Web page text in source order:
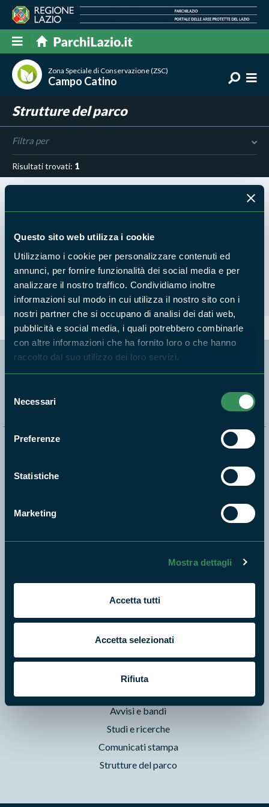
Questo sito web utilizza i cookie
Utilizziamo i cookie per personalizzare contenuti ed
annunci, per fornire funzionalità dei social media e per
analizzare il nostro traffico. Condividiamo inoltre
informazioni sul modo in cui utilizza il nostro sito con i
nostri partner che si occupano di analisi dei dati web,
pubblicità e social media, i quali potrebbero combinarle
con altre informazioni che ha fornito loro o che hanno
raccolto dal suo utilizzo dei loro servizi.
delNecessari
Preferenze
Statistiche
Marketing
Mostra dettagli
Accetta tutti
Accetta selezionati
Rifiuta
Zona Speciale di Conservazione (ZSC)
Campo Catino
Strutture del parco
Filtra per
Risultati trovati: 1
PARCO MONTI SIMBRUINI
Area faunistica del cervo
Segui i nostri social ufficiali
Punti di interesse
Storie
Foto e Video
Pubblicazioni
Prodotti Natura in Campo
Aziende Natura in Campo
Programmi e progetti
Avvisi e bandi
Studi e ricerche
Comunicati stampa
Strutture del parco